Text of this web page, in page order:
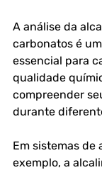
A análise da
carbonatos é
essencial para
qualidade
compreender
durante
Em sistemas de
exemplo, a